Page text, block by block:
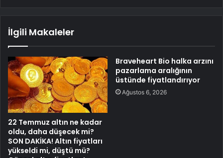
İlgili Makaleler
22 Temmuz altın ne kadar
oldu, daha düşecek mi?
SON DAKİKA! Altın fiyatları
yükseldi mi, düştü mü?
Braveheart Bio halka arzını
pazarlama aralığının
üstünde fiyatlandırıyor
Ağustos 6, 2026